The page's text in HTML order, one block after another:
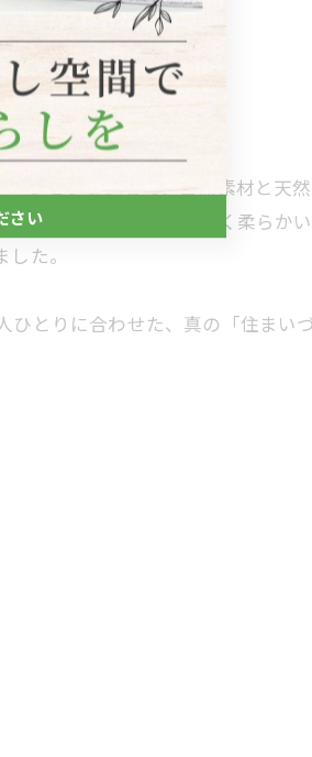
ションを通じて、自然素材と天
ライトにはないやさしく柔らか
た。
とりに合わせた、真の「住まい
い
さい